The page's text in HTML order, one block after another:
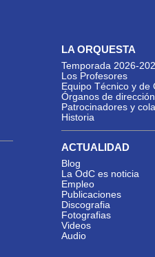
LA ORQUESTA
Temporada 2026-
Los Profesores
Equipo Técnico y de
Órganos de dirección
Patrocinadores y
Historia
ACTUALIDAD
Blog
La OdC es noticia
Empleo
Publicaciones
Discografia
Fotografias
Videos
Audio